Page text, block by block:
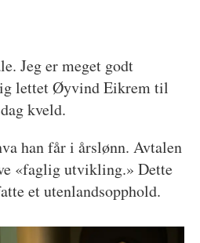
Jeg er meget godt
lettet Øyvind Eikrem til
kveld.
han får i årslønn. Avtalen
«faglig utvikling.» Dette
et utenlandsopphold.